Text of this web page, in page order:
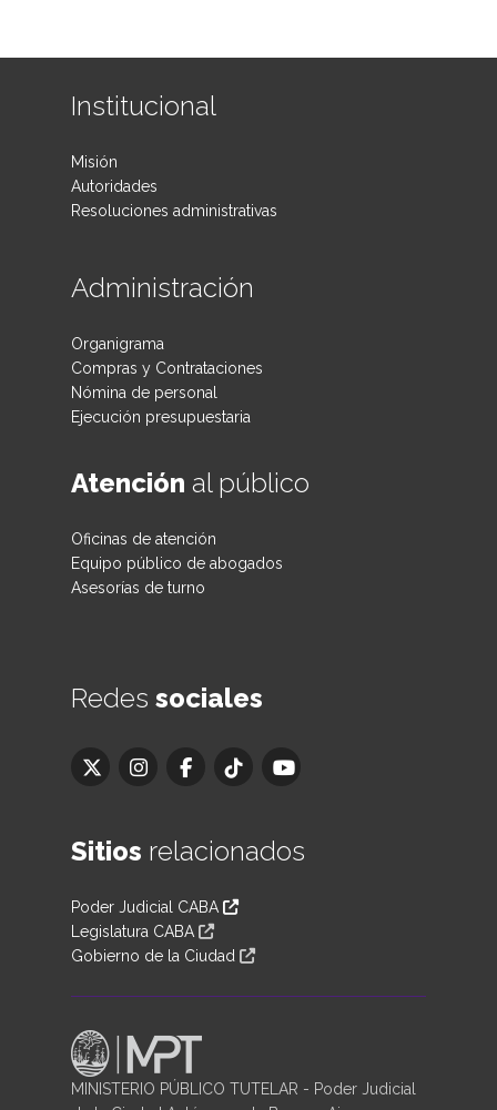
Institucional
Misión
Autoridades
Resoluciones administrativas
Administración
Organigrama
Compras y Contrataciones
Nómina de personal
Ejecución presupuestaria
Atención al público
Oficinas de atención
Equipo público de abogados
Asesorías de turno
Redes sociales
Sitios relacionados
Poder Judicial CABA
Legislatura CABA
Gobierno de la Ciudad
MINISTERIO PÚBLICO TUTELAR - Poder Judicial